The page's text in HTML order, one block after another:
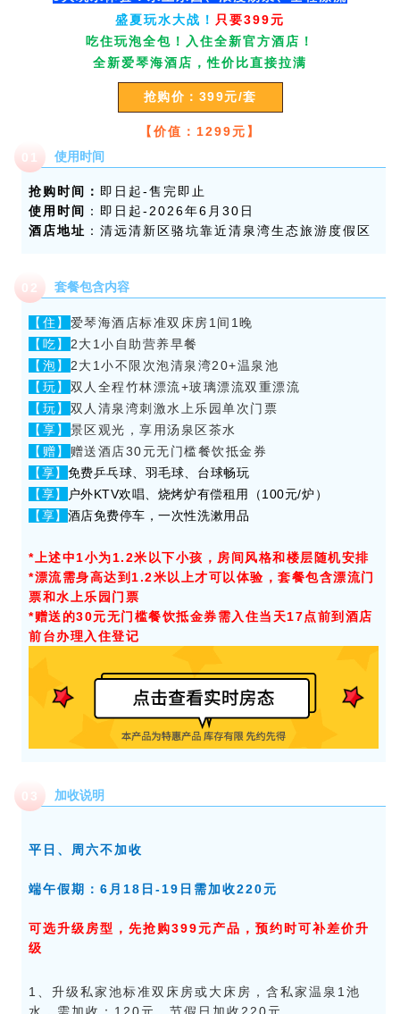
盛夏玩水大战！ 只要399元
吃住玩泡全包！入住全新官方酒店！
全新爱琴海酒店，性价比直接拉满
抢购价：399元/套
【价值：1299元 】
0 1 使用时间
抢购时间： 即日起-售完即止
使用时间
：即日起-2026年6月30日
酒店地址 ：清远清新区骆坑靠近清泉湾生态旅游度假区
0 2 套餐包含内容
【住】 爱琴海酒店标准双床房1间1晚
【吃】 2大1小自助营养早餐
【泡】 2大1小不限次泡清泉湾20+温泉池
【玩】 双人全程竹林漂流+玻璃漂流双重漂流
【玩】 双人清泉湾刺激水上乐园单次门票
【享】 景区观光，享用汤泉区茶水
【赠】 赠送酒店30元无门槛餐饮抵金券
【享】 免费乒乓球、羽毛球、台球畅玩
【享】
户外KTV欢唱、烧烤炉有偿租用（100元/炉）
【享】 酒店免费停车，一次性洗漱用品
*上述中1小为1.2米以下小孩，房间风格和楼层随机安排
*漂流需身高达到1.2米以上才可以体验，套餐包含漂流门
票和水上乐园门票
*赠送的30元无门槛餐饮抵金券需入住当天17点前到酒店
前台办理入住登记
0 3 加收说明
平日、周六不加收
端午假期：6月18日-19日需加收220元
可选升级房型，先抢购399元产品，预约时可补差价升
级
1、升级私家池标准双床房或大床房，含私家温泉1池